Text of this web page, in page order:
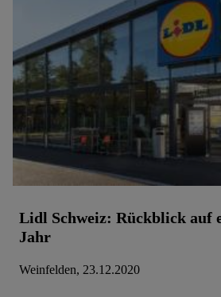
Lidl Schweiz: Rückblick auf
Jahr
Weinfelden, 23.12.2020